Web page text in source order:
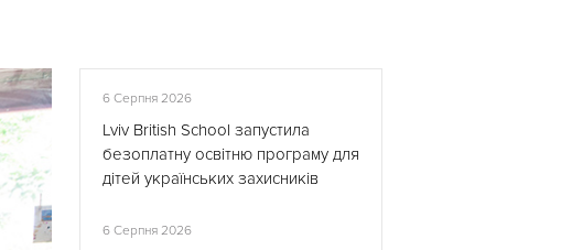
6 Серпня 2026
Lviv British School запустила
безоплатну освітню програму для
дітей українських захисників
6 Серпня 2026